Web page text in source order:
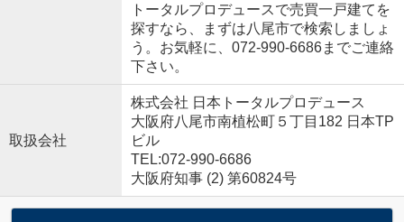
トータルプロデュースで売買一戸建てを
探すなら、まずは八尾市で検索しましょ
う。お気軽に、072-990-6686までご連絡
下さい。
取扱会社
株式会社 日本トータルプロデュース
大阪府八尾市南植松町５丁目182 日本TP
ビル
TEL:072-990-6686
大阪府知事 (2) 第60824号